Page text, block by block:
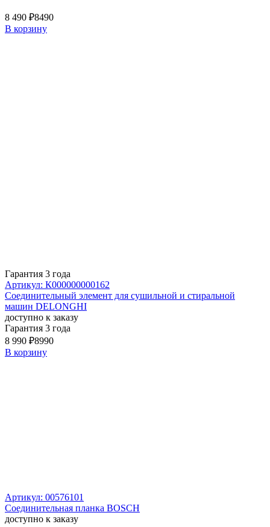
8 490 ₽8490
В корзину
Гарантия 3 года
Артикул: К000000000162
Соединительный элемент для сушильной и стиральной
машин DELONGHI
доступно к заказу
Гарантия 3 года
8 990 ₽8990
В корзину
Артикул: 00576101
Соединительная планка BOSCH
доступно к заказу